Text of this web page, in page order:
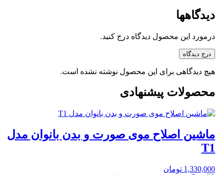
دیدگاهها
درمورد این محصول دیدگاه درج کنید.
درج دیدگاه
هیچ دیدگاهی برای این محصول نوشته نشده است.
محصولات پیشنهادی
ماشین اصلاح موی صورت و بدن بانوان مدل
T1
1,330,000 تومان